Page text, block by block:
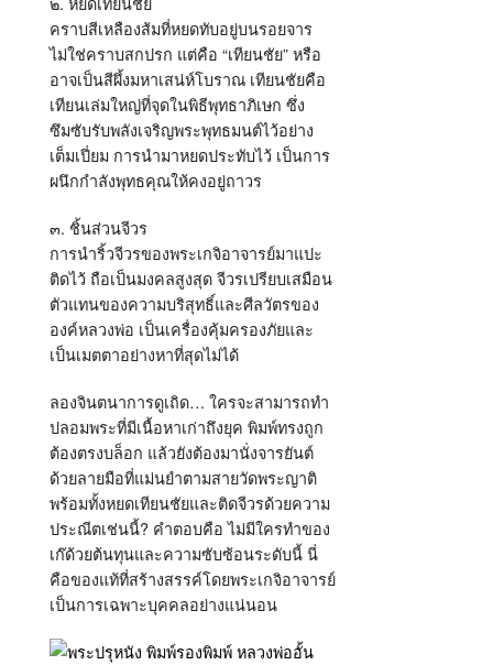
คราบสีเหลืองส้มที่หยดทับอยู่บนรอยจาร
ไม่ใช่คราบสกปรก แต่คือ “เทียนชัย” หรือ
อาจเป็นสีผึ้งมหาเสน่ห์โบราณ เทียนชัยคือ
เทียนเล่มใหญ่ที่จุดในพิธีพุทธาภิเษก ซึ่ง
ซึมซับรับพลังเจริญพระพุทธมนต์ไว้อย่าง
เต็มเปี่ยม การนำมาหยดประทับไว้ เป็นการ
ผนึกกำลังพุทธคุณให้คงอยู่ถาวร
๓. ชิ้นส่วนจีวร
การนำริ้วจีวรของพระเกจิอาจารย์มาแปะ
ติดไว้ ถือเป็นมงคลสูงสุด จีวรเปรียบเสมือน
ตัวแทนของความบริสุทธิ์และศีลวัตรของ
องค์หลวงพ่อ เป็นเครื่องคุ้มครองภัยและ
เป็นเมตตาอย่างหาที่สุดไม่ได้
ลองจินตนาการดูเถิด… ใครจะสามารถทำ
ปลอมพระที่มีเนื้อหาเก่าถึงยุค พิมพ์ทรงถูก
ต้องตรงบล็อก แล้วยังต้องมานั่งจารยันต์
ด้วยลายมือที่แม่นยำตามสายวัดพระญาติ
พร้อมทั้งหยดเทียนชัยและติดจีวรด้วยความ
ประณีตเช่นนี้? คำตอบคือ ไม่มีใครทำของ
เก๊ด้วยต้นทุนและความซับซ้อนระดับนี้ นี่
คือของแท้ที่สร้างสรรค์โดยพระเกจิอาจารย์
เป็นการเฉพาะบุคคลอย่างแน่นอน